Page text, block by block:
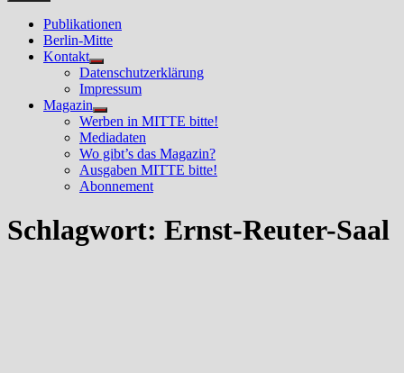
Publikationen
Berlin-Mitte
Kontakt
Untermenü
anzeigen
Datenschutzerklärung
Impressum
Magazin
Untermenü
anzeigen
Werben in MITTE bitte!
Mediadaten
Wo gibt’s das Magazin?
Ausgaben MITTE bitte!
Abonnement
Schlagwort: Ernst-Reuter-Saal